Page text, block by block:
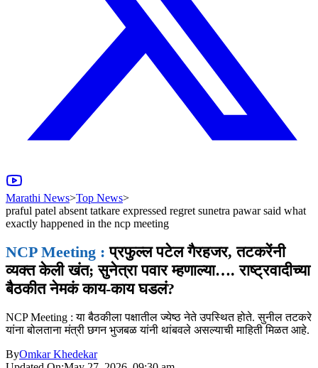
Marathi News>Top News>
praful patel absent tatkare expressed regret sunetra pawar said what
exactly happened in the ncp meeting
NCP Meeting : प्रफुल्ल पटेल गैरहजर, तटकरेंनी
व्यक्त केली खंत; सुनेत्रा पवार म्हणाल्या…. राष्ट्रवादीच्या
बैठकीत नेमकं काय-काय घडलं?
NCP Meeting : या बैठकीला पक्षातील ज्येष्ठ नेते उपस्थित होते. सुनील तटकरे
यांना बोलताना मंत्री छगन भुजबळ यांनी थांबवले असल्याची माहिती मिळत आहे.
ByOmkar Khedekar